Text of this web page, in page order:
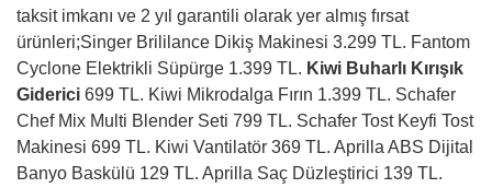
taksit imkanı ve 2 yıl garantili olarak yer almış fırsat
ürünleri;Singer Brililance Dikiş Makinesi 3.299 TL. Fantom
Cyclone Elektrikli Süpürge 1.399 TL. Kiwi Buharlı Kırışık
Giderici 699 TL. Kiwi Mikrodalga Fırın 1.399 TL. Schafer
Chef Mix Multi Blender Seti 799 TL. Schafer Tost Keyfi Tost
Makinesi 699 TL. Kiwi Vantilatör 369 TL. Aprilla ABS Dijital
Banyo Baskülü 129 TL. Aprilla Saç Düzleştirici 139 TL.